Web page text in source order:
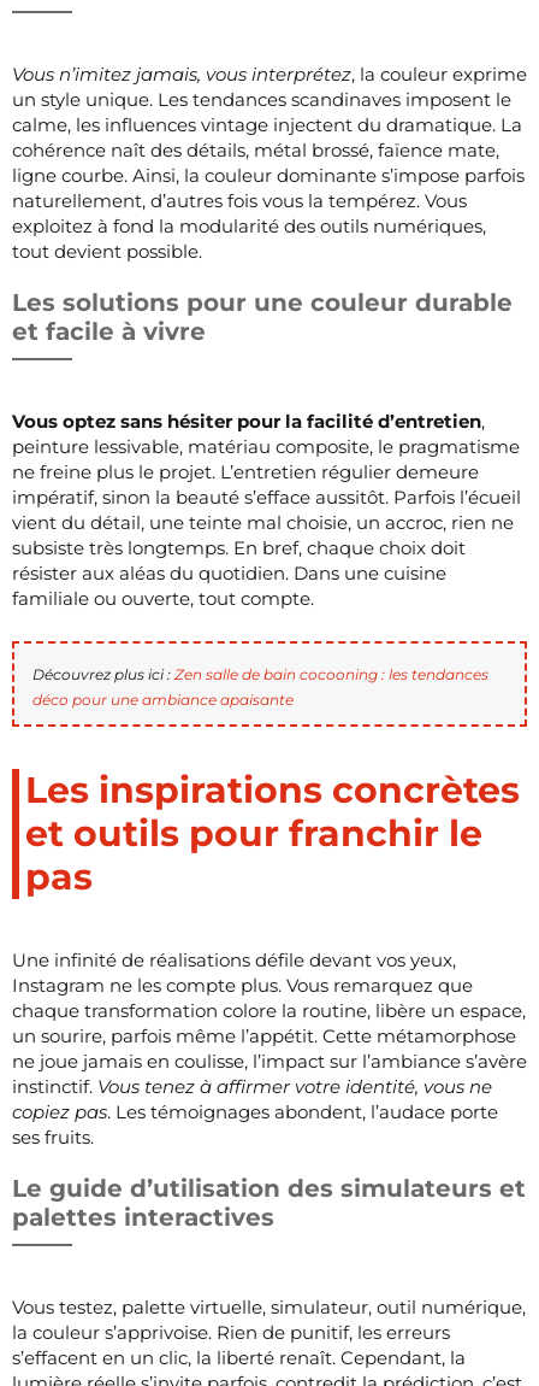
Vous n’imitez jamais, vous interprétez, la couleur exprime
un style unique. Les tendances scandinaves imposent le
calme, les influences vintage injectent du dramatique. La
cohérence naît des détails, métal brossé, faïence mate,
ligne courbe. Ainsi, la couleur dominante s’impose parfois
naturellement, d’autres fois vous la tempérez. Vous
exploitez à fond la modularité des outils numériques,
tout devient possible.
Les solutions pour une couleur durable
et facile à vivre
Vous optez sans hésiter pour la facilité d’entretien,
peinture lessivable, matériau composite, le pragmatisme
ne freine plus le projet. L’entretien régulier demeure
impératif, sinon la beauté s’efface aussitôt. Parfois l’écueil
vient du détail, une teinte mal choisie, un accroc, rien ne
subsiste très longtemps. En bref, chaque choix doit
résister aux aléas du quotidien. Dans une cuisine
familiale ou ouverte, tout compte.
Découvrez plus ici : Zen salle de bain cocooning : les tendances
déco pour une ambiance apaisante
Les inspirations concrètes
et outils pour franchir le
pas
Une infinité de réalisations défile devant vos yeux,
Instagram ne les compte plus. Vous remarquez que
chaque transformation colore la routine, libère un espace,
un sourire, parfois même l’appétit. Cette métamorphose
ne joue jamais en coulisse, l’impact sur l’ambiance s’avère
instinctif. Vous tenez à affirmer votre identité, vous ne
copiez pas. Les témoignages abondent, l’audace porte
ses fruits.
Le guide d’utilisation des simulateurs et
palettes interactives
Vous testez, palette virtuelle, simulateur, outil numérique,
la couleur s’apprivoise. Rien de punitif, les erreurs
s’effacent en un clic, la liberté renaît. Cependant, la